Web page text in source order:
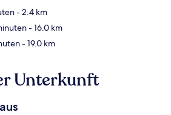
- 2.4 km
- 16.0 km
- 19.0 km
Unterkunft